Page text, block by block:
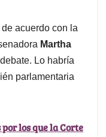
acuerdo con la
Martha
Lo habría
parlamentaria
los que la Corte